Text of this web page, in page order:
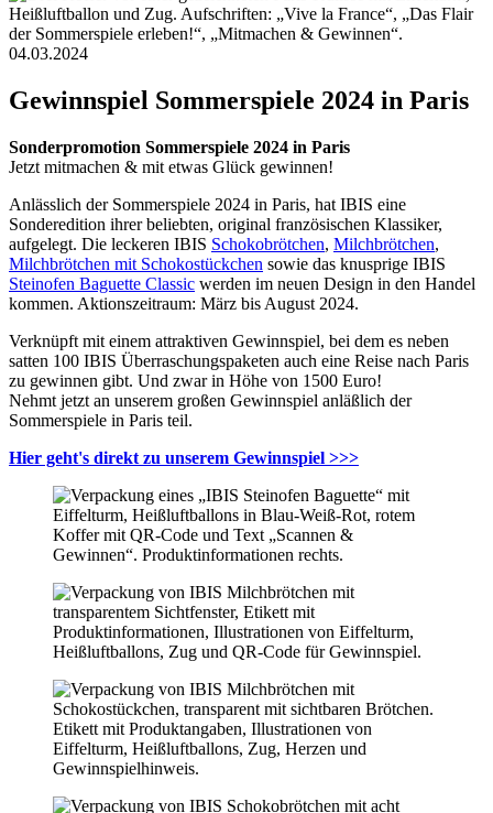
04.03.2024
Gewinnspiel Sommerspiele 2024 in Paris
Sonderpromotion Sommerspiele 2024 in Paris
Jetzt mitmachen & mit etwas Glück gewinnen!
Anlässlich der Sommerspiele 2024 in Paris, hat IBIS eine
Sonderedition ihrer beliebten, original französischen Klassiker,
aufgelegt. Die leckeren IBIS Schokobrötchen, Milchbrötchen,
Milchbrötchen mit Schokostückchen sowie das knusprige IBIS
Steinofen Baguette Classic werden im neuen Design in den Handel
kommen. Aktionszeitraum: März bis August 2024.
Verknüpft mit einem attraktiven Gewinnspiel, bei dem es neben
satten 100 IBIS Überraschungspaketen auch eine Reise nach Paris
zu gewinnen gibt. Und zwar in Höhe von 1500 Euro!
Nehmt jetzt an unserem großen Gewinnspiel anläßlich der
Sommerspiele in Paris teil.
Hier geht's direkt zu unserem Gewinnspiel >>>